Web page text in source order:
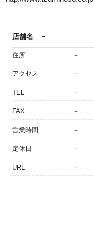
店舗名 －
住所 －
アクセス －
TEL －
FAX －
営業時間 －
定休日 －
URL －